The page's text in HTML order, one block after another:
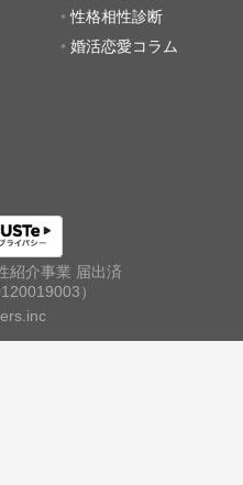
性格相性診断
婚活恋愛コラム
紹介事業 届出済
）